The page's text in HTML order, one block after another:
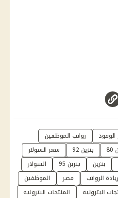
الوقود
رواتب الموظفين
بنزين 92
سعر السولار
بنزين بنزين 95
السولار
زيادة الرواتب مصر
الموظفين
البترولية
المنتجات البترولية